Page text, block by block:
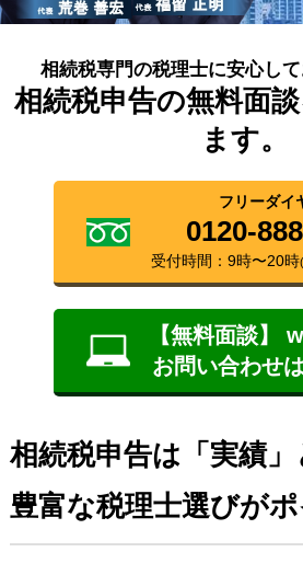
相続税専門の税理士に安心して
相続税申告の無料面
ます。
フリーダイ
0120-
受付時間：9時〜20時
【無料面談】
お問い合わせ
相続税申告は「実績
豊富な税理士選びがポ